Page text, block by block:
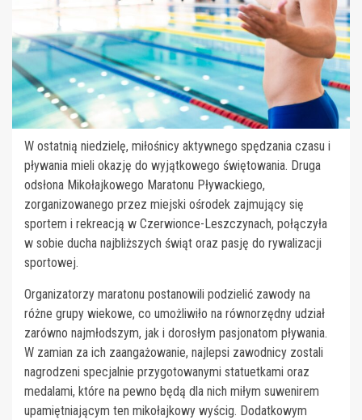
W ostatnią niedzielę, miłośnicy aktywnego spędzania czasu i
pływania mieli okazję do wyjątkowego świętowania. Druga
odsłona Mikołajkowego Maratonu Pływackiego,
zorganizowanego przez miejski ośrodek zajmujący się
sportem i rekreacją w Czerwionce-Leszczynach, połączyła
w sobie ducha najbliższych świąt oraz pasję do rywalizacji
sportowej.
Organizatorzy maratonu postanowili podzielić zawody na
różne grupy wiekowe, co umożliwiło na równorzędny udział
zarówno najmłodszym, jak i dorosłym pasjonatom pływania.
W zamian za ich zaangażowanie, najlepsi zawodnicy zostali
nagrodzeni specjalnie przygotowanymi statuetkami oraz
medalami, które na pewno będą dla nich miłym suwenirem
upamiętniającym ten mikołajkowy wyścig. Dodatkowym